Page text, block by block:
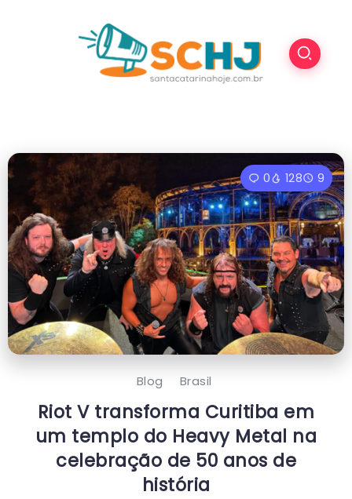
0 128 9
Blog Brasil
Riot V transforma Curitiba em
um templo do Heavy Metal na
celebração de 50 anos de
história